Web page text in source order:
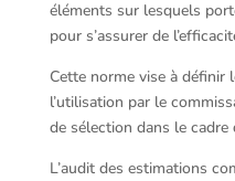
éléments sur lesquels
pour s’assurer de
Cette norme vise à définir
l’utilisation par le
de sélection dans le cadre
L’audit des estimations